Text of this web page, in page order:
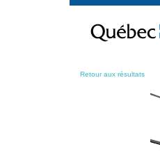
contenu
Retour aux résultats